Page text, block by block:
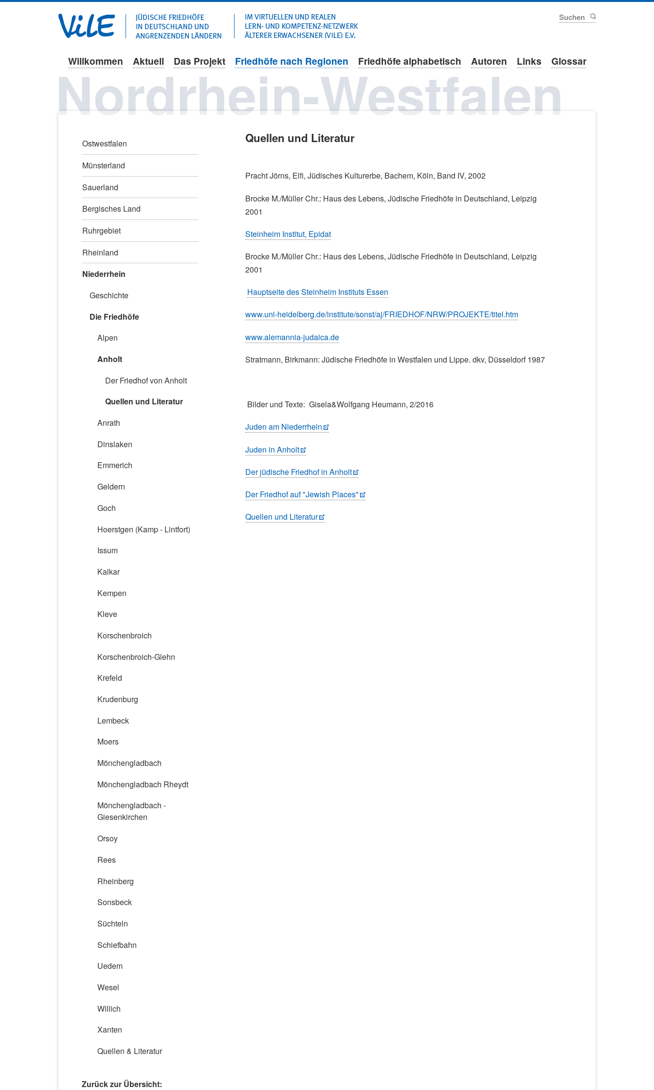
Navigation
Willkommen Aktuell Das Projekt Friedhöfe nach Regionen Friedhöfe alphabetisch Autoren Links Glossar
Nordrhein-Westfalen
Quellen und Literatur
Pracht Jörns, Elfi, Jüdisches Kulturerbe, Bachem, Köln, Band IV, 2002
Brocke M./Müller Chr.: Haus des Lebens, Jüdische Friedhöfe in Deutschland, Leipzig
2001
Steinheim Institut, Epidat
Brocke M./Müller Chr.: Haus des Lebens, Jüdische Friedhöfe in Deutschland, Leipzig
2001
Hauptseite des Steinheim Instituts Essen
www.uni-heidelberg.de/institute/sonst/aj/FRIEDHOF/NRW/PROJEKTE/titel.htm
www.alemannia-judaica.de
Stratmann, Birkmann: Jüdische Friedhöfe in Westfalen und Lippe. dkv, Düsseldorf 1987
Bilder und Texte: Gisela&Wolfgang Heumann, 2/2016
Juden am Niederrhein
Juden in Anholt
Der jüdische Friedhof in Anholt
Der Friedhof auf "Jewish Places"
Quellen und Literatur
Navigation
überspringen
Ostwestfalen
Münsterland
Sauerland
Bergisches Land
Ruhrgebiet
Rheinland
Niederrhein
Geschichte
Die Friedhöfe
Alpen
Anholt
Der Friedhof von Anholt
Quellen und Literatur
Anrath
Dinslaken
Emmerich
Geldern
Goch
Hoerstgen (Kamp - Lintfort)
Issum
Kalkar
Kempen
Kleve
Korschenbroich
Korschenbroich-Glehn
Krefeld
Krudenburg
Lembeck
Moers
Mönchengladbach
Mönchengladbach Rheydt
Mönchengladbach -
Giesenkirchen
Orsoy
Rees
Rheinberg
Sonsbeck
Süchteln
Schiefbahn
Uedem
Wesel
Willich
Xanten
Quellen & Literatur
Zurück zur Übersicht: